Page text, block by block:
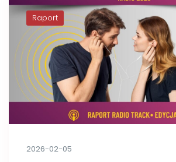
Raport
2026-02-05